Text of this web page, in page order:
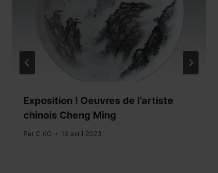
Exposition ! Oeuvres de l’artiste
chinois Cheng Ming
Par C.KG 16 avril 2023